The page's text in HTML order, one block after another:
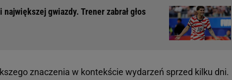
gwiazdy. Trener zabrał głos
znaczenia w kontekście wydarzeń sprzed kilku dni.